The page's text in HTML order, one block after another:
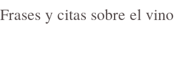
Frases y citas sobre el vino